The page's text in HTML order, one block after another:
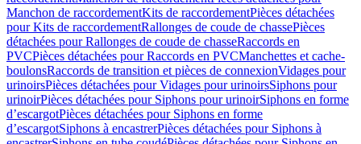
Manchon de raccordementKits de raccordementPièces détachées
pour Kits de raccordementRallonges de coude de chassePièces
détachées pour Rallonges de coude de chasseRaccords en
PVCPièces détachées pour Raccords en PVCManchettes et cache-
boulonsRaccords de transition et pièces de connexionVidages pour
urinoirsPièces détachées pour Vidages pour urinoirsSiphons pour
urinoirPièces détachées pour Siphons pour urinoirSiphons en forme
d’escargotPièces détachées pour Siphons en forme
d’escargotSiphons à encastrerPièces détachées pour Siphons à